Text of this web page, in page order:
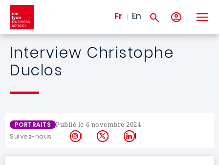
Aller au contenu principal
Fr En
Interview Christophe
Duclos
PORTRAITS Publié le 6 novembre 2024
Suivez-nous : Instagram
X LinkedIn